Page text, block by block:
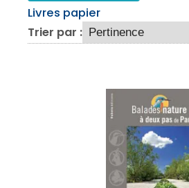
Livres papier
Trier par :